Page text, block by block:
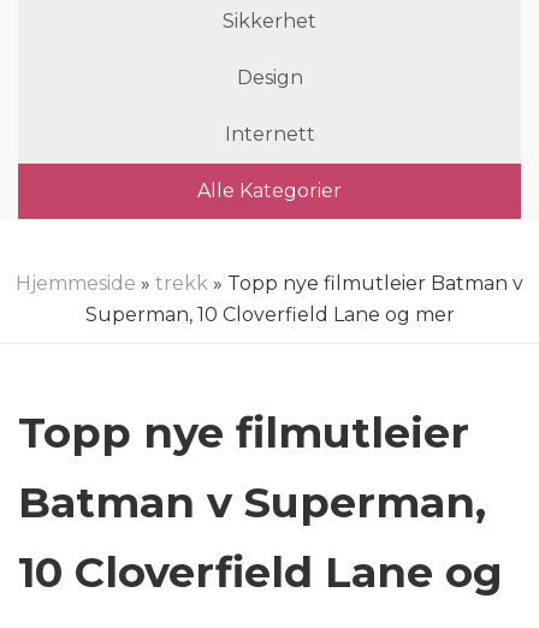
Sikkerhet
Design
Internett
Alle Kategorier
Hjemmeside » trekk » Topp nye filmutleier Batman v
Superman, 10 Cloverfield Lane og mer
Topp nye filmutleier
Batman v Superman,
10 Cloverfield Lane og